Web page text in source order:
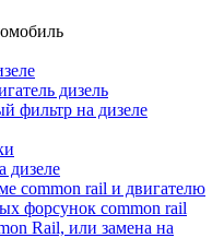
дизель
фильтр на дизеле
дизеле
common rail и двигателю
форсунок common rail
Rail, или замена на